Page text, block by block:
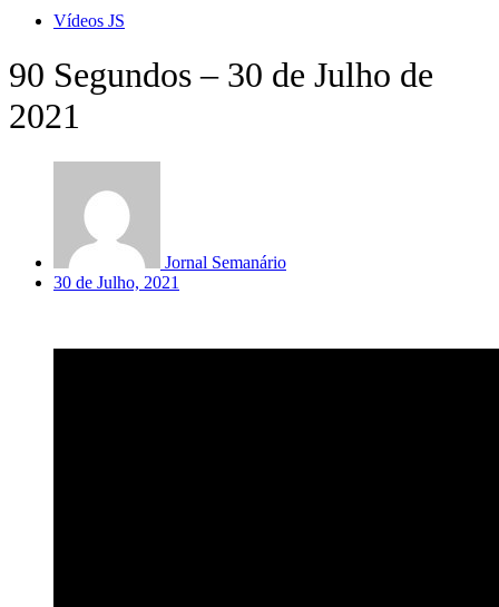
Vídeos JS
90 Segundos – 30 de Julho de
2021
Jornal Semanário
30 de Julho, 2021